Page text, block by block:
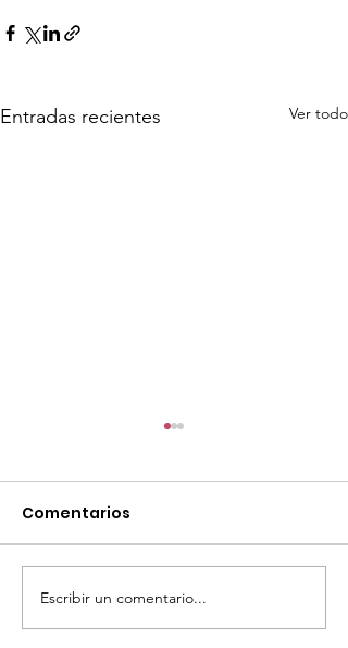
Entradas recientes Ver todo
Llamado Tarjeta
Macro 2026
Comentarios
Escribir un comentario...